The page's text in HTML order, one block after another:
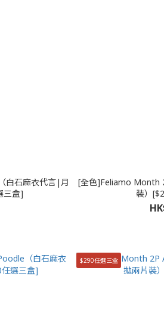
白石麻衣代言|月
三盒]
[全色]Feliamo Month
裝）
$290任選三盒